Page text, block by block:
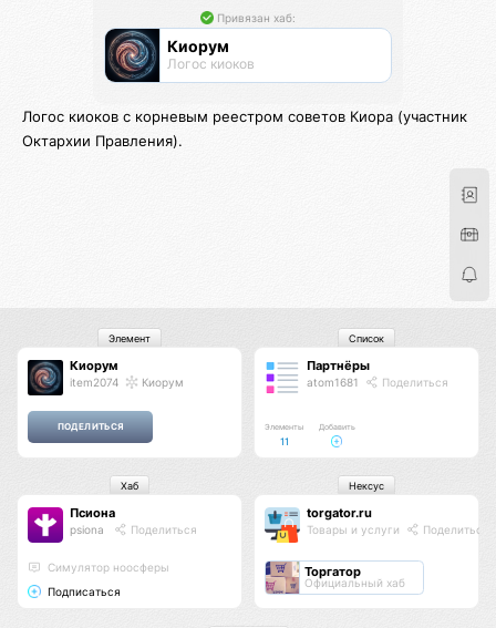
Привязан хаб:
Киорум
Логос киоков
Логос киоков с корневым реестром советов Киора (участник
Октархии Правления).
Киорум
item2074 Киорум
Элемент
Партнёры
atom1681 Поделиться
Элементы
11
Добавить
Список
Псиона
psiona Поделиться
Cимулятор ноосферы
Подписаться
Хаб
torgator.ru
Товары и услуги Поделиться
Торгатор
Официальный хаб
Нексус